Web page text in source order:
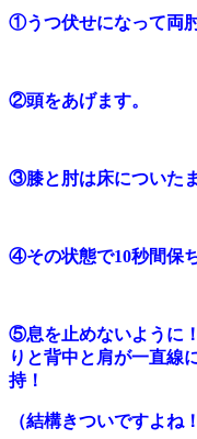
①うつ伏せになって両
②頭をあげます。
③膝と肘は床についた
④その状態で10秒間保
⑤息を止めないように
りと背中と肩が一直線
持！
（結構きついですよ